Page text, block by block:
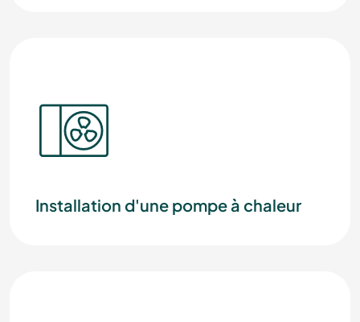
Installation d'une pompe à chaleur